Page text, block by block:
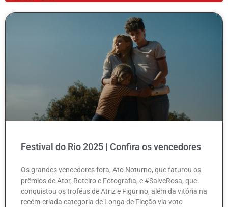
Festival do Rio 2025 | Confira os vencedores
Os grandes vencedores fora, Ato Noturno, que faturou os
prêmios de Ator, Roteiro e Fotografia, e #SalveRosa, que
conquistou os troféus de Atriz e Figurino, além da vitória na
recém-criada categoria de Longa de Ficção via voto